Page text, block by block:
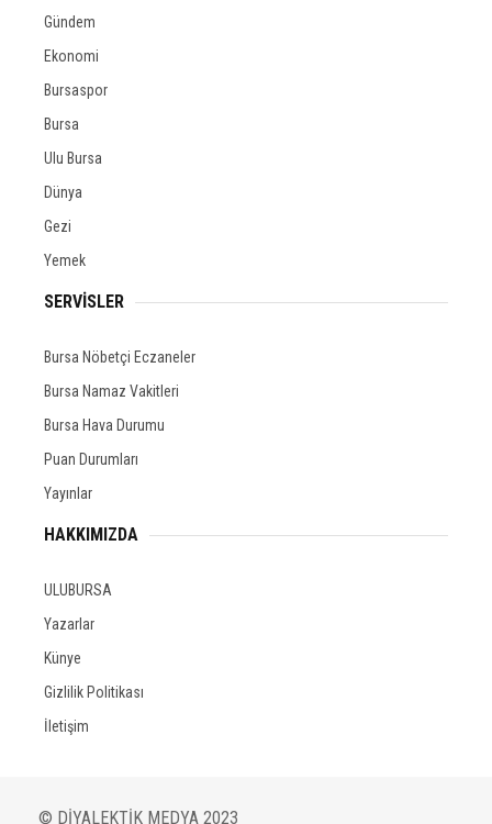
Gündem
Ekonomi
Bursaspor
Bursa
Ulu Bursa
Dünya
Gezi
Yemek
SERVİSLER
Bursa Nöbetçi Eczaneler
Bursa Namaz Vakitleri
Bursa Hava Durumu
Puan Durumları
Yayınlar
HAKKIMIZDA
ULUBURSA
Yazarlar
Künye
Gizlilik Politikası
İletişim
© DİYALEKTİK MEDYA 2023